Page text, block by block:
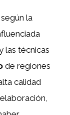
la
las técnicas
de regiones
calidad